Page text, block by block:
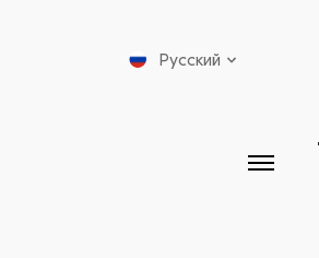
Русский